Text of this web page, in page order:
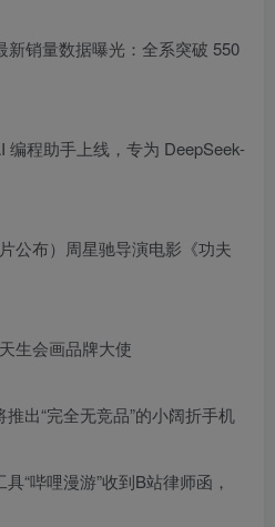
新销量数据曝光：全系突破 550
编程助手上线，专为 DeepSeek-
公布）周星驰导演电影《功夫
生会画品牌大使
出“完全无竞品”的小阔折手机
“哔哩漫游”收到B站律师函，